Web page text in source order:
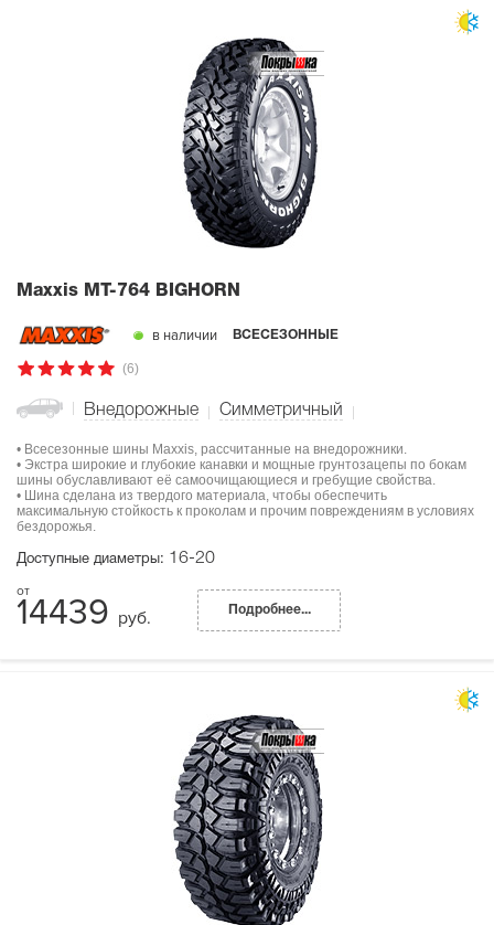
Maxxis MT-764 BIGHORN
в наличии ВСЕСЕЗОННЫЕ
(6)
Внедорожные Симметричный
• Всесезонные шины Maxxis, рассчитанные на внедорожники.
• Экстра широкие и глубокие канавки и мощные грунтозацепы по бокам
шины обуславливают её самоочищающиеся и гребущие свойства.
• Шина сделана из твердого материала, чтобы обеспечить
максимальную стойкость к проколам и прочим повреждениям в условиях
бездорожья.
Доступные диаметры: 16-20
14439 руб. Подробнее...